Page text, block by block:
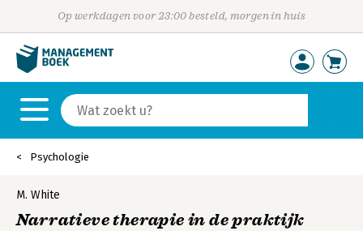
Op werkdagen voor 23:00 besteld, morgen in huis
Psychologie
M. White
Narratieve therapie in de praktijk